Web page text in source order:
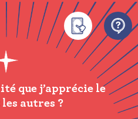
que j’apprécie le
autres ?